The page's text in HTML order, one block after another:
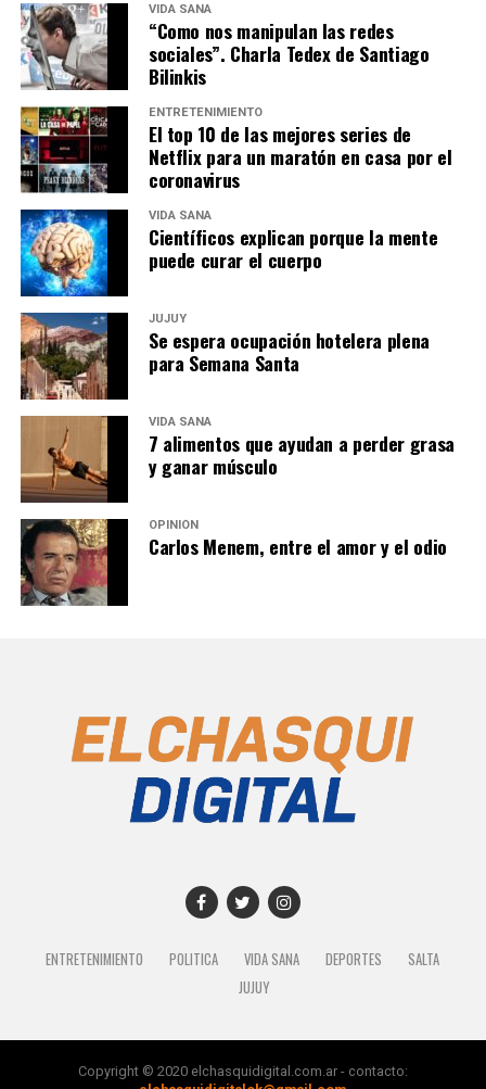
VIDA SANA
“Como nos manipulan las redes
sociales”. Charla Tedex de Santiago
Bilinkis
ENTRETENIMIENTO
El top 10 de las mejores series de
Netflix para un maratón en casa por el
coronavirus
VIDA SANA
Científicos explican porque la mente
puede curar el cuerpo
JUJUY
Se espera ocupación hotelera plena
para Semana Santa
VIDA SANA
7 alimentos que ayudan a perder grasa
y ganar músculo
OPINIÓN
Carlos Menem, entre el amor y el odio
ENTRETENIMIENTO POLITICA VIDA SANA DEPORTES
SALTA
JUJUY
Copyright © 2020 elchasquidigital.com.ar - contacto: